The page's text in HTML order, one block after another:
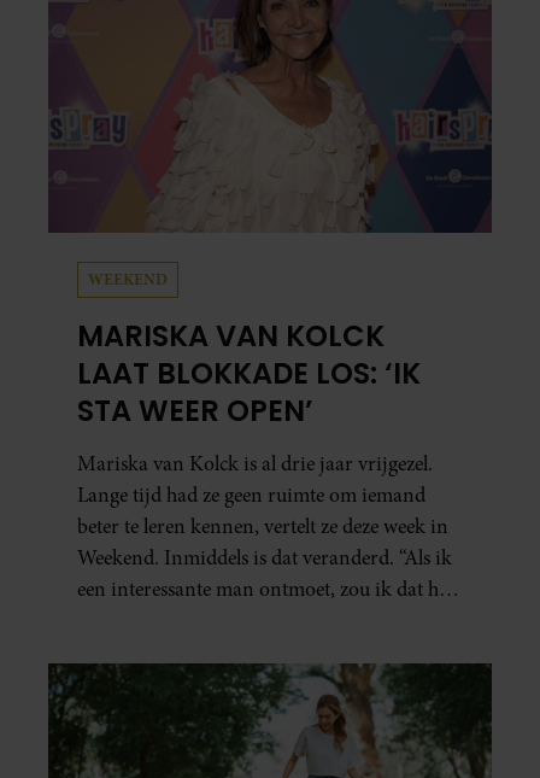
WEEKEND
MARISKA VAN KOLCK
LAAT BLOKKADE LOS: ‘IK
STA WEER OPEN’
Mariska van Kolck is al drie jaar vrijgezel.
Lange tijd had ze geen ruimte om iemand
beter te leren kennen, vertelt ze deze week in
Weekend. Inmiddels is dat veranderd. “Als ik
een interessante man ontmoet, zou ik dat heel